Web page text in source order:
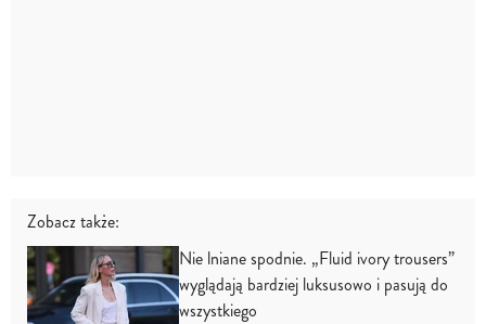
Zobacz także:
Nie lniane spodnie. „Fluid ivory trousers”
wyglądają bardziej luksusowo i pasują do
wszystkiego